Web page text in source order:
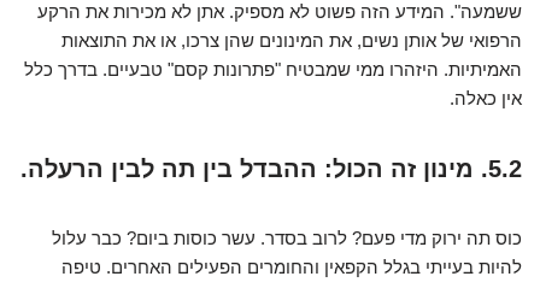
ששמעה". המידע הזה פשוט לא מספיק. אתן לא מכירות את הרקע
הרפואי של אותן נשים, את המינונים שהן צרכו, או את התוצאות
האמיתיות. היזהרו ממי שמבטיח "פתרונות קסם" טבעיים. בדרך כלל
אין כאלה.
5.2. מינון זה הכול: ההבדל בין תה לבין הרעלה.
כוס תה ירוק מדי פעם? לרוב בסדר. עשר כוסות ביום? כבר עלול
להיות בעייתי בגלל הקפאין והחומרים הפעילים האחרים. טיפה